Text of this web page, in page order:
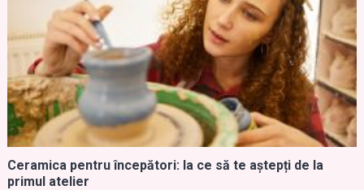
Ceramica pentru începători: la ce să te aștepți de la
primul atelier